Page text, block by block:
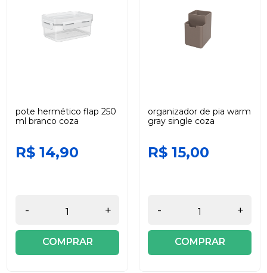
pote hermético flap 250
ml branco coza
R$ 14,90
- +
COMPRAR
organizador de pia warm
gray single coza
R$ 15,00
- +
COMPRAR